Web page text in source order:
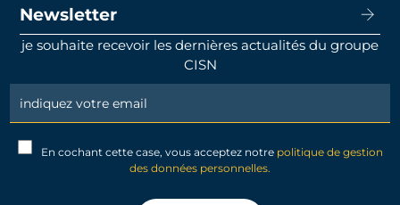
Newsletter
je souhaite recevoir les dernières actualités du groupe
CISN
Newsletter
Signup
En cochant cette case, vous acceptez notre politique de gestion
des données personnelles.